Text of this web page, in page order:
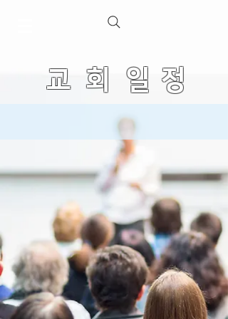
교 회 일 정